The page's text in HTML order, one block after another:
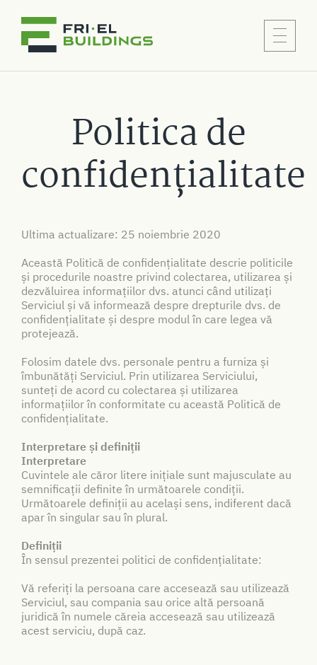
Politica de
confidențialitate
Ultima actualizare: 25 noiembrie 2020
Această Politică de confidențialitate descrie politicile
și procedurile noastre privind colectarea, utilizarea și
dezvăluirea informațiilor dvs. atunci când utilizați
Serviciul și vă informează despre drepturile dvs. de
confidențialitate și despre modul în care legea vă
protejează.
Folosim datele dvs. personale pentru a furniza și
îmbunătăți Serviciul. Prin utilizarea Serviciului,
sunteți de acord cu colectarea și utilizarea
informațiilor în conformitate cu această Politică de
confidențialitate.
Interpretare și definiții
Interpretare
Cuvintele ale căror litere inițiale sunt majusculate au
semnificații definite în următoarele condiții.
Următoarele definiții au același sens, indiferent dacă
apar în singular sau în plural.
Definiții
În sensul prezentei politici de confidențialitate:
Vă referiți la persoana care accesează sau utilizează
Serviciul, sau compania sau orice altă persoană
juridică în numele căreia accesează sau utilizează
acest serviciu, după caz.